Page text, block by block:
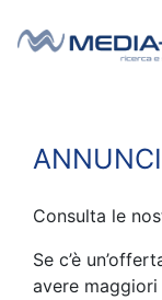
Consulta le
Se c’è
avere